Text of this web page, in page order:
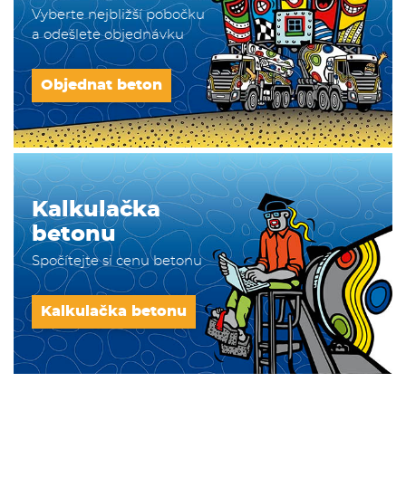
Vyberte nejbližší pobočku
a odešlete objednávku
Objednat beton
Kalkulačka
betonu
Spočítejte si cenu betonu
Kalkulačka betonu